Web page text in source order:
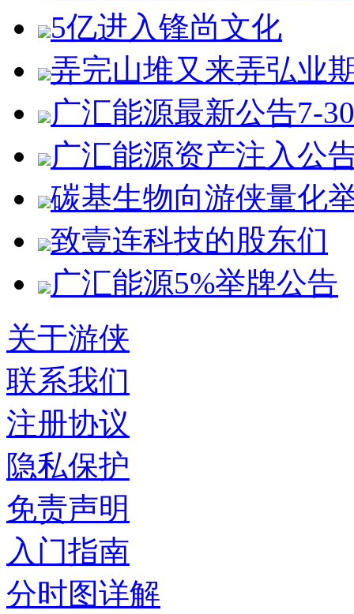
5亿进入锋尚文化
弄完山堆又来弄弘业
广汇能源最新公告7-30
广汇能源资产注入公
碳基生物向游侠量化
致壹连科技的股东们
广汇能源5%举牌公告
关于游侠
联系我们
注册协议
隐私保护
免责声明
入门指南
分时图详解